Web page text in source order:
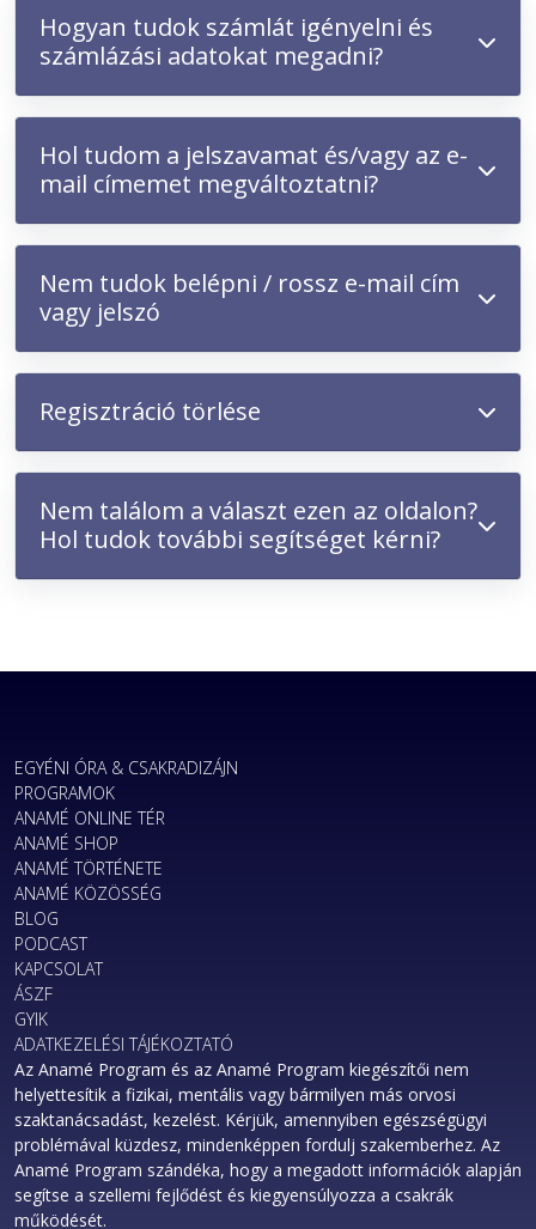
Hogyan tudok számlát igényelni és
számlázási adatokat megadni?
Hol tudom a jelszavamat és/vagy az e-
mail címemet megváltoztatni?
Nem tudok belépni / rossz e-mail cím
vagy jelszó
Regisztráció törlése
Nem találom a választ ezen az oldalon?
Hol tudok további segítséget kérni?
EGYÉNI ÓRA & CSAKRADIZÁJN
PROGRAMOK
ANAMÉ ONLINE TÉR
ANAMÉ SHOP
ANAMÉ TÖRTÉNETE
ANAMÉ KÖZÖSSÉG
BLOG
PODCAST
KAPCSOLAT
ÁSZF
GYIK
ADATKEZELÉSI TÁJÉKOZTATÓ
Az Anamé Program és az Anamé Program kiegészítői nem
helyettesítik a fizikai, mentális vagy bármilyen más orvosi
szaktanácsadást, kezelést. Kérjük, amennyiben egészségügyi
problémával küzdesz, mindenképpen fordulj szakemberhez. Az
Anamé Program szándéka, hogy a megadott információk alapján
segítse a szellemi fejlődést és kiegyensúlyozza a csakrák
működését.